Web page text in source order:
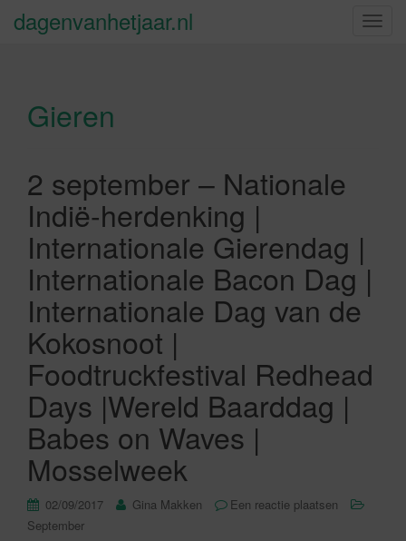
S
dagenvanhetjaar.nl
Gieren
2 september – Nationale
Indië-herdenking |
Internationale Gierendag |
Internationale Bacon Dag |
Internationale Dag van de
Kokosnoot |
Foodtruckfestival Redhead
Days |Wereld Baarddag |
Babes on Waves |
Mosselweek
02/09/2017 Gina Makken
Een reactie plaatsen
September